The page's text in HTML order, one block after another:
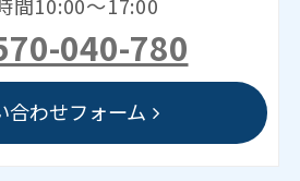
040-780
合わせフォーム